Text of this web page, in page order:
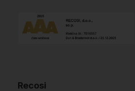
Recosi